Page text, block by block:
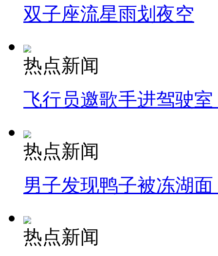
双子座流星雨划夜空
热点新闻
飞行员邀歌手进驾驶
热点新闻
男子发现鸭子被冻湖
热点新闻